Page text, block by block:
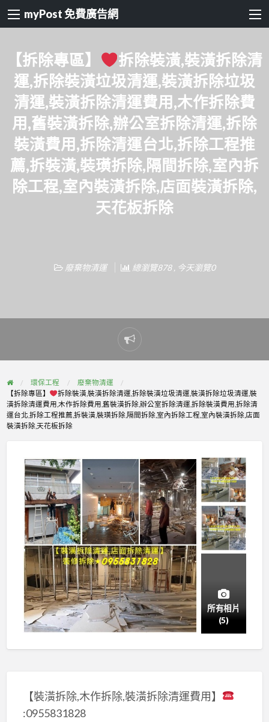
myPost 免費廣告網
【拆除專區】
拆除裝潢,裝潢拆除清
運,拆除裝潢垃圾清運,裝潢拆除垃圾
清運,裝潢拆除清運費用,木作拆除費
用,舊裝潢拆除,辦公室拆除清運,拆除
裝潢費用,拆除清運台北,拆除工程推
薦,拆裝潢,裝璜拆除,隔間拆除,室內拆
除工程,室內裝潢拆除,店面裝潢拆除,
天花板拆除
廢棄物清運 總瀏覽878 , 今天瀏覽0
Report
problem
環保工程
廢棄物清運
【拆除專區】
拆除裝潢,裝潢拆除清運,拆除裝潢垃圾清運,裝潢拆除垃圾清運,裝
潢拆除清運費用,木作拆除費用,舊裝潢拆除,辦公室拆除清運,拆除裝潢費用,拆除清
運台北,拆除工程推薦,拆裝潢,裝璜拆除,隔間拆除,室內拆除工程,室內裝潢拆除,店面
裝潢拆除,天花板拆除
所有相片
(5)
【裝潢拆除,木作拆除,裝潢拆除清運費用】
:0955831828